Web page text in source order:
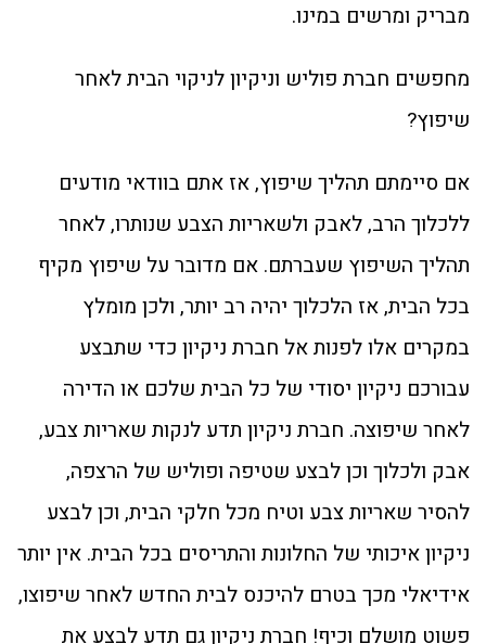
מבריק ומרשים במינו.
מחפשים חברת פוליש וניקיון לניקוי הבית לאחר
שיפוץ?
אם סיימתם תהליך שיפוץ, אז אתם בוודאי מודעים
ללכלוך הרב, לאבק ולשאריות הצבע שנותרו, לאחר
תהליך השיפוץ שעברתם. אם מדובר על שיפוץ מקיף
בכל הבית, אז הלכלוך יהיה רב יותר, ולכן מומלץ
במקרים אלו לפנות אל חברת ניקיון כדי שתבצע
עבורכם ניקיון יסודי של כל הבית שלכם או הדירה
לאחר שיפוצה. חברת ניקיון תדע לנקות שאריות צבע,
אבק ולכלוך וכן לבצע שטיפה ופוליש של הרצפה,
להסיר שאריות צבע וטיח מכל חלקי הבית, וכן לבצע
ניקיון איכותי של החלונות והתריסים בכל הבית. אין יותר
אידיאלי מכך בטרם להיכנס לבית החדש לאחר שיפוצו,
פשוט מושלם וכיף! חברת ניקיון גם תדע לבצע את